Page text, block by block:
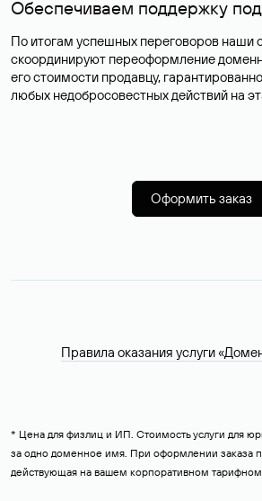
Обеспечиваем поддержку
По итогам успешных переговоров наши
скоординируют переоформление
его стоимости продавцу,
любых недобросовестных действий на
Оформить заказ
Правила оказания услуги
* Цена для физлиц и ИП. Стоимость услуги для
за одно доменное имя. При оформлении заказа
действующая на вашем корпоративном